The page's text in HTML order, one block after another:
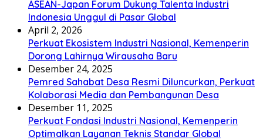
ASEAN-Japan Forum Dukung Talenta Industri
Indonesia Unggul di Pasar Global
April 2, 2026
Perkuat Ekosistem Industri Nasional, Kemenperin
Dorong Lahirnya Wirausaha Baru
Desember 24, 2025
Pemred Sahabat Desa Resmi Diluncurkan, Perkuat
Kolaborasi Media dan Pembangunan Desa
Desember 11, 2025
Perkuat Fondasi Industri Nasional, Kemenperin
Optimalkan Layanan Teknis Standar Global